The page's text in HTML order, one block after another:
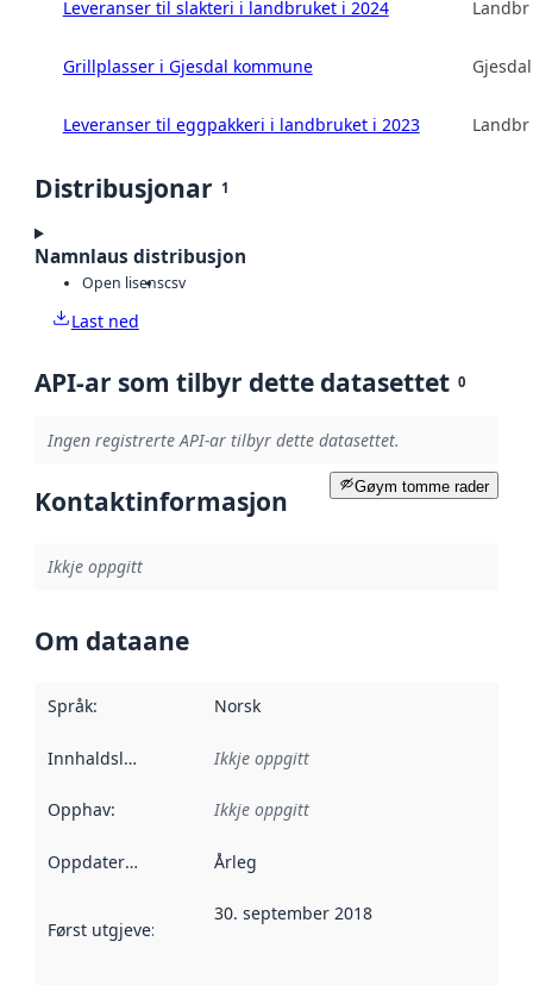
Leveranser til slakteri i landbruket i 2024
Grillplasser i Gjesdal kommune
Leveranser til eggpakkeri i landbruket i 2023
Distribusjonar 1
Namnlaus distribusjon
Open lisenscsv
Last ned
API-ar som tilbyr dette datasettet 0
Ingen registrerte API-ar tilbyr dette datasettet.
Gøym tomme rader
Kontaktinformasjon
Ikkje oppgitt
Om dataane
Språk: Norsk
Innhaldsleverandørar :
Ikkje oppgitt
Opphav: Ikkje oppgitt
Oppdateringsfrekvens :
Årleg
Først utgjeve: Denne datoen seier når dataa i dette
30. september 2018